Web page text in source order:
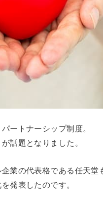
ートナーシップ制度。
話題となりました。
業の代表格である任天堂
発表したのです。